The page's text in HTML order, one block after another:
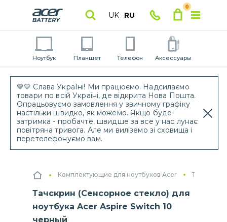
💙💛 Слава УкраЇні! Ми працюємо. Надсилаємо
товари по всій Україні, де відкрита Нова Пошта.
Опрацьовуємо замовлення у звичному графіку
настільки швидко, як можемо. Якщо буде
затримка - пробачте, швидше за все у нас лунає
повітряна тривога. Але ми виліземо зі сховища і
перетелефонуємо вам.
UK RU
0
Ноутбук Планшет Телефон Аксессуары
Комплектующие для ноутбуков Acer
Тачскрин (Сенсорное стекло) для
ноутбука Acer Aspire Switch 10
черный